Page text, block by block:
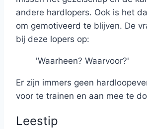
andere hardlopers. Ook is het
om gemotiveerd te blijven. De
bij deze lopers op:
'Waarheen? Waarvoor?'
Er zijn immers geen
voor te trainen en aan mee te
Leestip